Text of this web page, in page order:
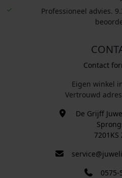
Professioneel advies.
Contact
Eigen winkel
Vertrouwd
De Grijff
0575-